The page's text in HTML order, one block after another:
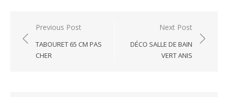
Post
navigation
Previous Post
TABOURET 65 CM PAS
CHER
Next Post
DÉCO SALLE DE BAIN
VERT ANIS